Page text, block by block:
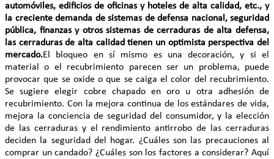
automóviles, edificios de oficinas y hoteles de alta calidad, etc., y
la creciente demanda de sistemas de defensa nacional, seguridad
pública, finanzas y otros sistemas de cerraduras de alta defensa,
las cerraduras de alta calidad tienen un optimista perspectiva del
mercado.El bloqueo en sí mismo es una decoración, y si el
material o el recubrimiento parecen ser un problema, puede
provocar que se oxide o que se caiga el color del recubrimiento.
Se sugiere elegir cobre chapado en oro u otra adhesión de
recubrimiento. Con la mejora continua de los estándares de vida,
mejora la conciencia de seguridad del consumidor, y la elección
de las cerraduras y el rendimiento antirrobo de las cerraduras
deciden la seguridad del hogar. ¿Cuáles son las precauciones al
comprar un candado? ¿Cuáles son los factores a considerar? Aquí